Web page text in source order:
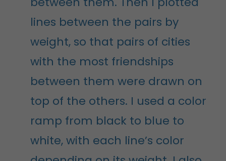
lines between the pairs by
weight, so that pairs of cities
with the most friendships
between them were drawn on
top of the others. I used a color
ramp from black to blue to
white, with each line’s color